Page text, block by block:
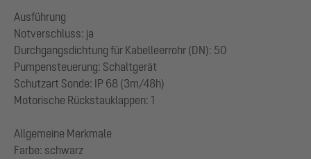
Ausführung
Notverschluss: ja
Durchgangsdichtung für Kabelleerrohr (DN): 50
Pumpensteuerung: Schaltgerät
Schutzart Sonde: IP 68 (3m/48h)
Motorische Rückstauklappen: 1
Allgemeine Merkmale
Farbe: schwarz